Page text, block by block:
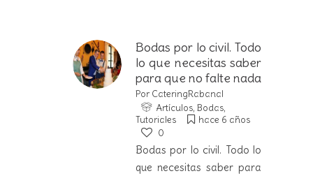
Bodas por lo civil. Todo
lo que necesitas saber
para que no falte nada
Por CateringRabanal
Artículos, Bodas,
Tutoriales
hace 6 años
0
Bodas por lo civil. Todo lo
que necesitas saber para